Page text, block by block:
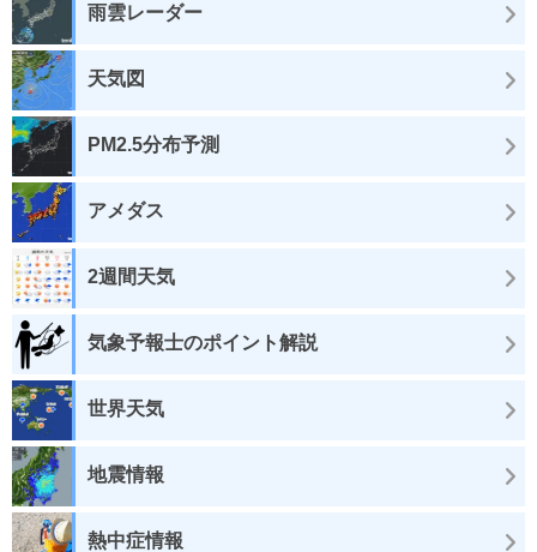
雨雲レーダー
天気図
PM2.5分布予測
アメダス
2週間天気
気象予報士のポイント解説
世界天気
地震情報
熱中症情報